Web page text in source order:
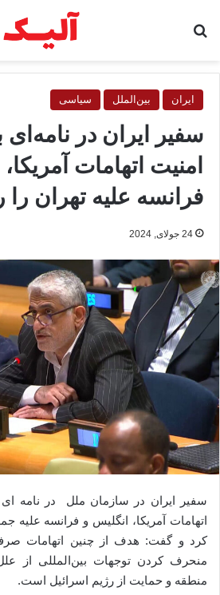
ایران بین‌الملل سیاسی
سفیر ایران در
امنیت اتهامات
فرانسه علیه تهران را
24 جولای, 2024
سفیر ایران در سازمان ملل در نامه
اتهامات آمریکا، انگلیس و فرانسه علیه
کرد و گفت: هدف از چنین اتهامات صرفاً
منحرف کردن توجهات بین‌المللی از
منطقه و حمایت از رژیم اسرائیل است.